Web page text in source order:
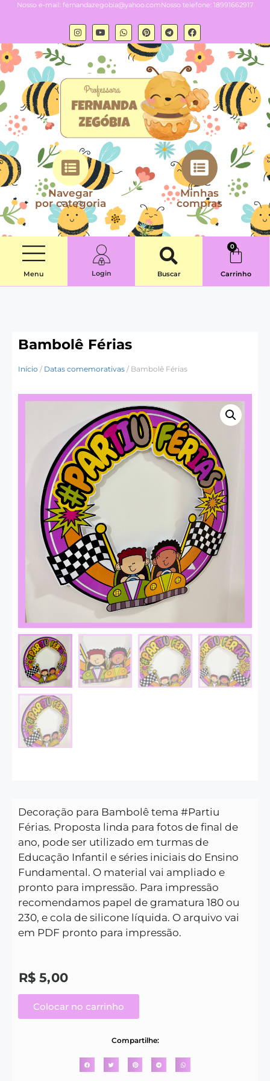
Nosso e-mail: fernandazegobia@yahoo.comNosso telefone: 18991662917
Navegar
por categoria
Minhas
compras
Menu Login Buscar
0
Carrinho
Bambolê Férias
Início / Datas comemorativas / Bambolê Férias
Decoração para Bambolê tema #Partiu
Férias. Proposta linda para fotos de final de
ano, pode ser utilizado em turmas de
Educação Infantil e séries iniciais do Ensino
Fundamental. O material vai ampliado e
pronto para impressão. Para impressão
recomendamos papel de gramatura 180 ou
230, e cola de silicone líquida. O arquivo vai
em PDF pronto para impressão.
R$ 5,00
Colocar no carrinho
Compartilhe: